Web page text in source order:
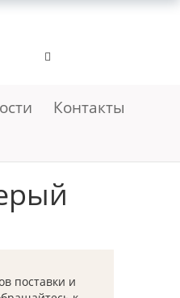
Контакты
поставки и